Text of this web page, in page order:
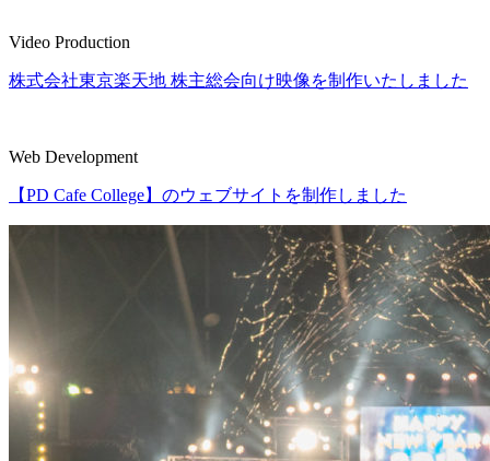
Video Production
株式会社東京楽天地 株主総会向け映像を制作いたしました
Web Development
【PD Cafe College】のウェブサイトを制作しました